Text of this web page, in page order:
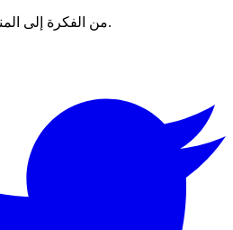
من الفكرة إلى المنتج النهائي في دقائق معدودة.